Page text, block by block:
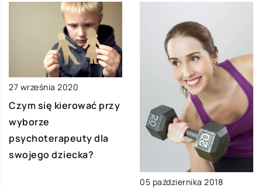
27 września 2020
Czym się kierować przy
wyborze
psychoterapeuty dla
swojego dziecka?
05 października 2018